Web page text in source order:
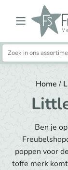
Zoeken
naar:
Home /
Ben je
poppen voor
toffe merk